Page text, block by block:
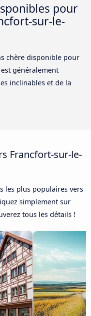
pour
sur-le-
chère disponible pour
généralement
inclinables et de la
Francfort-sur-le-
les plus populaires vers
simplement sur
tous les détails !